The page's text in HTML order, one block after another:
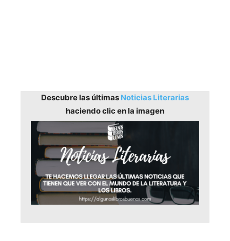
Descubre las últimas Noticias Literarias
haciendo clic en la imagen